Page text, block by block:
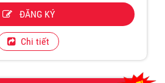
ĐĂNG KÝ
Chi tiết